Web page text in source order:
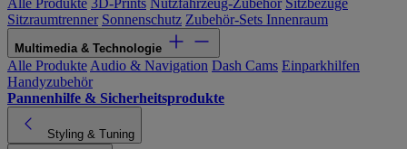
Sitzraumtrenner Sonnenschutz Zubehör-Sets Innenraum
Multimedia & Technologie
Alle Produkte Audio & Navigation Dash Cams Einparkhilfen
Handyzubehör
Pannenhilfe & Sicherheitsprodukte
Styling & Tuning